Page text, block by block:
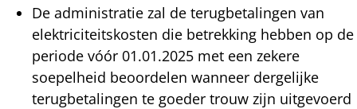
De administratie zal de terugbetalingen van
elektriciteitskosten die betrekking hebben op de
periode vóór 01.01.2025 met een zekere
soepelheid beoordelen wanneer dergelijke
terugbetalingen te goeder trouw zijn uitgevoerd